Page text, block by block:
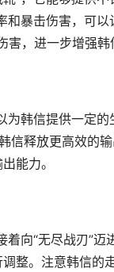
和暴击伤害，可
，进一步增强韩
为韩信提供一定
信释放更高效的
能力。
向“无尽战刃”迈
整。注意韩信的